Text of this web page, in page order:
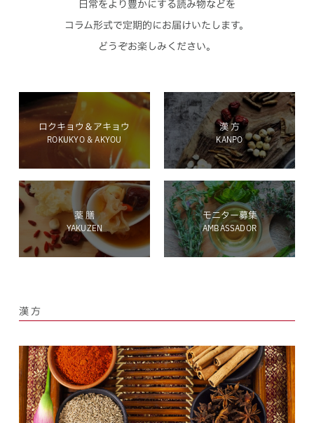
ホールディングス サイト
Language
日常をより豊かにする読み物などを
コラム形式で定期的にお届けいたします。
どうぞお楽しみください。
ロクキョウ＆アキョウ
ROKUKYO & AKYOU
漢 方
KANPO
薬 膳
YAKUZEN
モニター募集
AMBASSADOR
漢 方